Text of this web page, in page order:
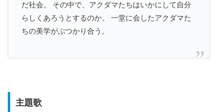
だ社会。 その中で、アクダマたちはいかにして自分
らしくあろうとするのか。 一堂に会したアクダマた
ちの美学がぶつかり合う。
主題歌